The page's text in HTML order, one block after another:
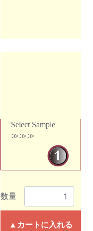
Select Sample
≫≫≫
数量
▲カートに入れる